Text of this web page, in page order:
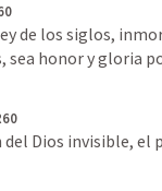
de los siglos,
sea honor y gloria
del Dios invisible,